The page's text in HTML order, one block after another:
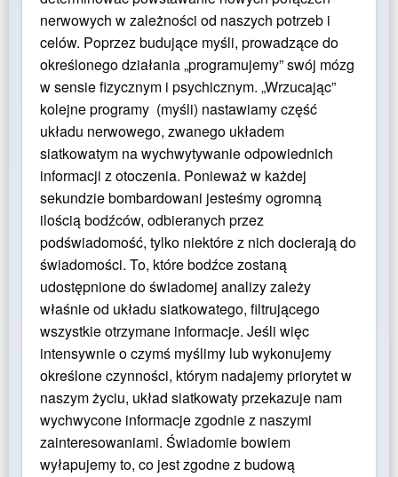
nerwowych w zależności od naszych potrzeb i
celów. Poprzez budujące myśli, prowadzące do
określonego działania „programujemy” swój mózg
w sensie fizycznym i psychicznym. „Wrzucając”
kolejne programy (myśli) nastawiamy część
układu nerwowego, zwanego układem
siatkowatym na wychwytywanie odpowiednich
informacji z otoczenia. Ponieważ w każdej
sekundzie bombardowani jesteśmy ogromną
ilością bodźców, odbieranych przez
podświadomość, tylko niektóre z nich docierają do
świadomości. To, które bodźce zostaną
udostępnione do świadomej analizy zależy
właśnie od układu siatkowatego, filtrującego
wszystkie otrzymane informacje. Jeśli więc
intensywnie o czymś myślimy lub wykonujemy
określone czynności, którym nadajemy priorytet w
naszym życiu, układ siatkowaty przekazuje nam
wychwycone informacje zgodnie z naszymi
zainteresowaniami. Świadomie bowiem
wyłapujemy to, co jest zgodne z budową